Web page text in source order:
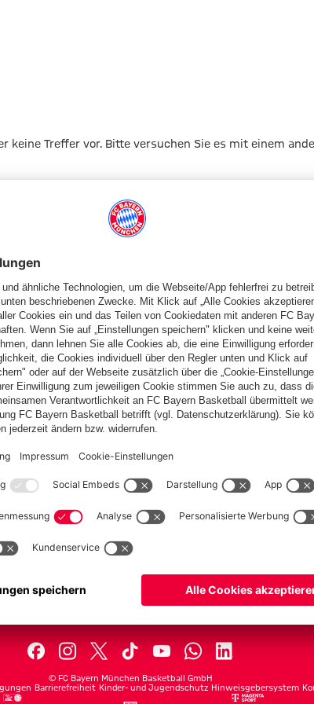
keine Treffer vor. Bitte versuchen Sie es mit einem
PARTNER
© FC Bayern München Basketball GmbH
Barrierefreiheit Kinder- und Jugendschutz Hinweisgebersystem